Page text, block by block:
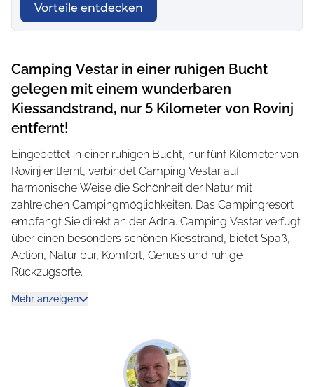
Vorteile entdecken
Camping Vestar in einer ruhigen Bucht
gelegen mit einem wunderbaren
Kiessandstrand, nur 5 Kilometer von Rovinj
entfernt!
Eingebettet in einer ruhigen Bucht, nur fünf Kilometer von
Rovinj entfernt, verbindet Camping Vestar auf
harmonische Weise die Schönheit der Natur mit
zahlreichen Campingmöglichkeiten. Das Campingresort
empfängt Sie direkt an der Adria. Camping Vestar verfügt
über einen besonders schönen Kiesstrand, bietet Spaß,
Action, Natur pur, Komfort, Genuss und ruhige
Rückzugsorte.
Auf Camping Vestar Freiheit, Naturnähe und Komfort
Auf Camping Vestar wählen Sie aus Stellplätzen, auf
denen Sie die Freiheit und die tiefe Verbindung zur Natur
Istriens erspüren. Die gepflegten Stellplätze haben eine
Mehr anzeigen